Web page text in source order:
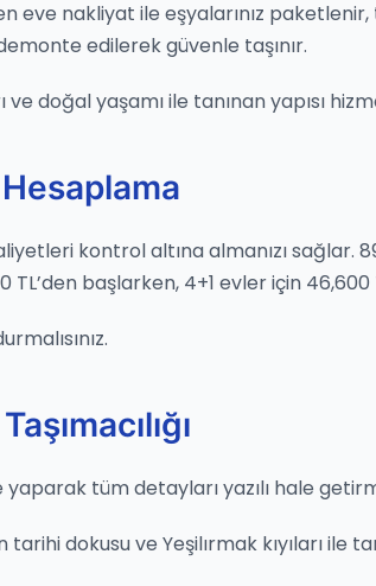
nakliyat ile eşyalarınız paketlenir,
edilerek güvenle taşınır.
doğal yaşamı ile tanınan yapısı
kontrol altına almanızı sağlar.
başlarken, 4+1 evler için 46,600
tüm detayları yazılı hale
dokusu ve Yeşilırmak kıyıları ile